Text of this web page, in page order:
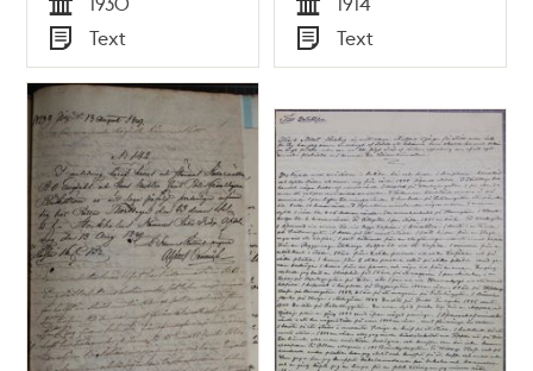
Tid
Typ
Text Tid
Typ
Text